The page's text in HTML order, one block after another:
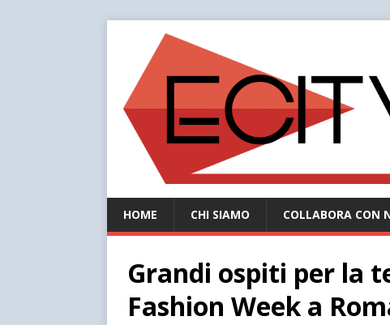
HOME CHI SIAMO COLLABORA CON
Grandi ospiti per la
Fashion Week a